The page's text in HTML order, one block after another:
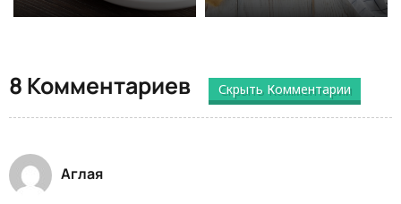
8 Комментариев Скрыть Комментарии
Аглая